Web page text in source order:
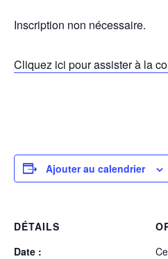
Inscription non nécessaire.
Cliquez ici pour assister à la
Ajouter au calendrier
DÉTAILS
Date :